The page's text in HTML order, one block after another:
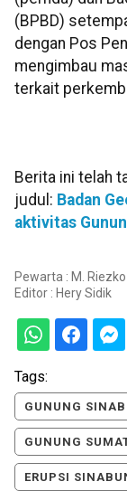
(BPBD)
dengan Pos
mengimbau
terkait
Berita ini telah
judul: Badan
aktivitas
Pewarta : M.
Editor : Hery Sidik
Tags:
GUNUNG
GUNUNG
ERUPSI